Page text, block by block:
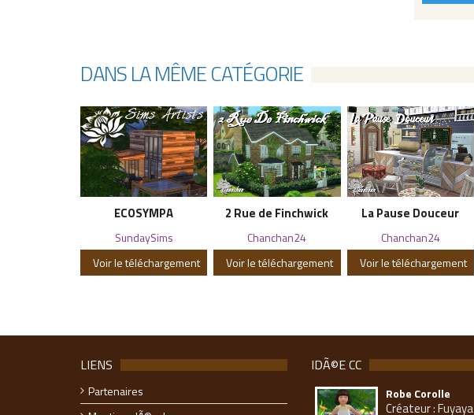
DANS LA MÊME CATÉGORIE
ECOSYMPA
SundaySims
Voir le téléchargement
2 Rue de Finchwick
Chanchan24
Voir le téléchargement
La Pause Douceur
Chanchan24
Voir le téléchargement
LIENS
Partenaires
IDÃ©E CC
Robe Corolle
Créateur : Fuyaya